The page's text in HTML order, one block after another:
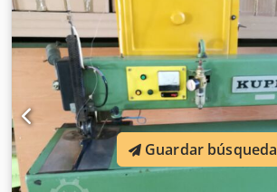
Guardar búsqueda